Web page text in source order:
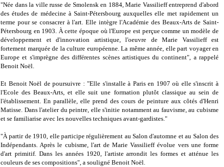
"Née dans la ville russe de Smolensk en 1884, Marie Vassilieff entreprend d'abord
des études de médecine à Saint-Pétersbourg auxquelles elle met rapidement un
terme pour se consacrer à l'art. Elle intègre l'Académie des Beaux-Arts de Saint-
Pétersbourg en 1903. À cette époque où l'Europe est perçue comme un modèle de
développement et d'innovation artistique, l'oeuvre de Marie Vassilieff est
fortement marquée de la culture européenne. La même année, elle part voyager en
Europe et s'imprègne des différentes scènes artistiques du continent", a rappelé
Benoit Noël.
Et Benoit Noël de poursuivre : "Elle s'installe à Paris en 1907 où elle s'inscrit à
l'Ecole des Beaux-Arts, et elle suit une formation plutôt classique au sein de
l'établissement. En parallèle, elle prend des cours de peinture aux côtés d'Henri
Matisse. Dans l'atelier du peintre, elle s'initie notamment au fauvisme, au cubisme
et se familiarise avec les nouvelles techniques avant-gardistes."
"À partir de 1910, elle participe régulièrement au Salon d'automne et au Salon des
Indépendants. Après le cubisme, l'art de Marie Vassilieff évolue vers une forme
d'art primitif. Dans les années 1920, l'artiste arrondit les formes et atténue les
couleurs de ses compositions", a souligné Benoit Noël.